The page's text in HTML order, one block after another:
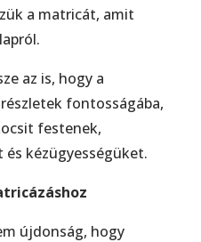
a matricát, amit
az is, hogy a
fontosságába,
festenek,
kézügyességüket.
újdonság, hogy